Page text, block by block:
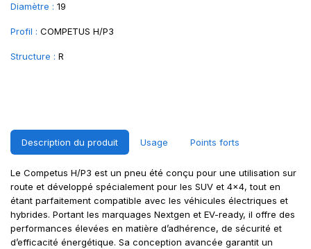
Diamètre : 19
Profil : COMPETUS H/P3
Structure : R
Description du produit Usage Points forts
Le Competus H/P3 est un pneu été conçu pour une utilisation sur
route et développé spécialement pour les SUV et 4x4, tout en
étant parfaitement compatible avec les véhicules électriques et
hybrides. Portant les marquages Nextgen et EV-ready, il offre des
performances élevées en matière d’adhérence, de sécurité et
d’efficacité énergétique. Sa conception avancée garantit un